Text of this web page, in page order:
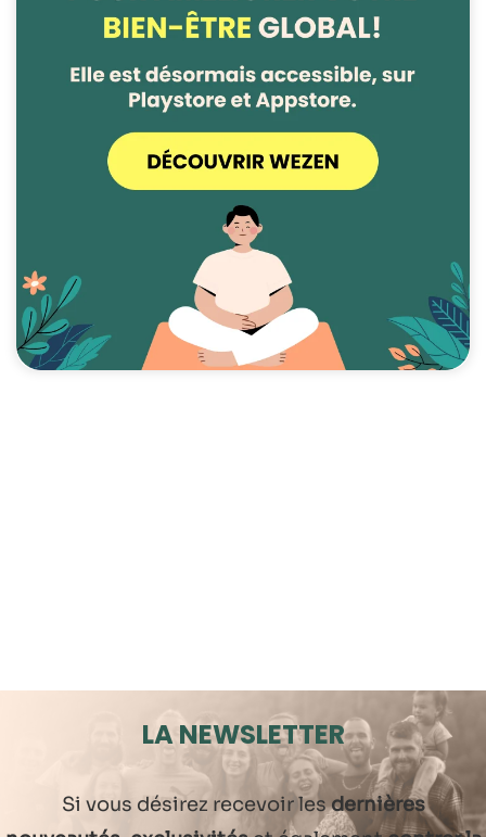
LA NEWSLETTER
Si vous désirez recevoir lesdernières